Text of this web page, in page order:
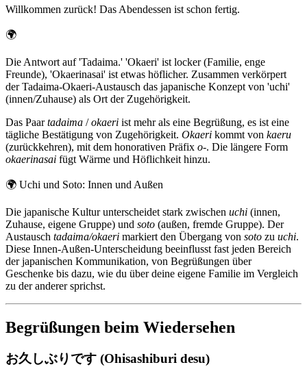
Willkommen zurück! Das Abendessen ist schon fertig.
🌍
Die Antwort auf 'Tadaima.' 'Okaeri' ist locker (Familie, enge
Freunde), 'Okaerinasai' ist etwas höflicher. Zusammen verkörpert
der Tadaima-Okaeri-Austausch das japanische Konzept von 'uchi'
(innen/Zuhause) als Ort der Zugehörigkeit.
Das Paartadaima /okaeri ist mehr als eine Begrüßung, es ist eine
tägliche Bestätigung von Zugehörigkeit. Okaeri kommt von kaeru
(zurückkehren), mit dem honorativen Präfix o-. Die längere Form
okaerinasai fügt Wärme und Höflichkeit hinzu.
🌍 Uchi und Soto: Innen und Außen
Die japanische Kultur unterscheidet stark zwischen uchi (innen,
Zuhause, eigene Gruppe) und soto (außen, fremde Gruppe). Der
Austausch tadaima/okaeri markiert den Übergang von soto zu uchi.
Diese Innen-Außen-Unterscheidung beeinflusst fast jeden Bereich
der japanischen Kommunikation, von Begrüßungen über
Geschenke bis dazu, wie du über deine eigene Familie im Vergleich
zu der anderer sprichst.
Begrüßungen beim Wiedersehen
お久しぶりです (Ohisashiburi desu)